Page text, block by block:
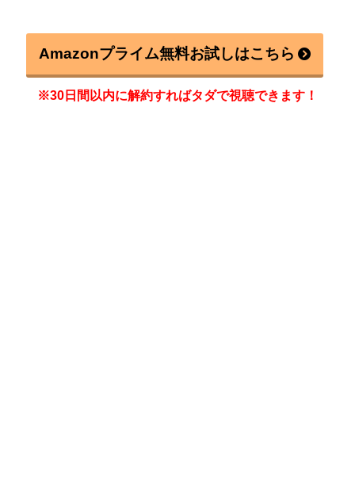
Amazonプライム無料お試しはこちら
※30日間以内に解約すればタダで視聴できます！